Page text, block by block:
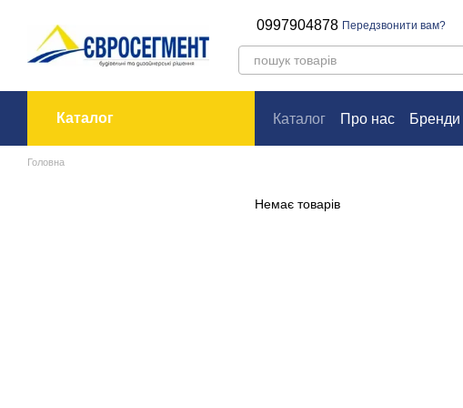
0997904878 Передзвонити вам?
Каталог Каталог Про нас Бренди
Головна
Немає товарів